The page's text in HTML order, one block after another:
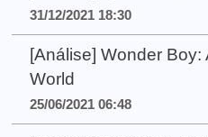
31/12/2021 18:30
[Análise] Wonder Boy:
World
25/06/2021 06:48